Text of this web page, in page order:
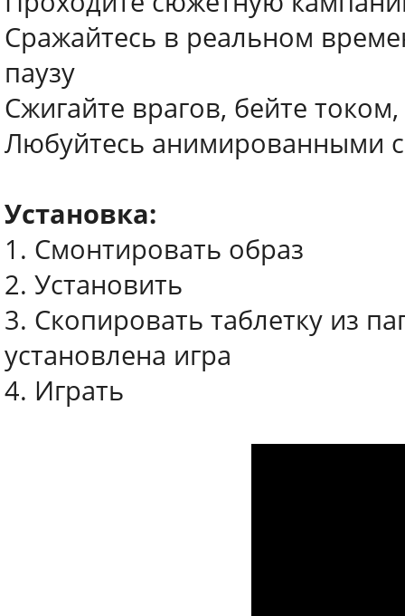
Сражайтесь в реальном
паузу
Сжигайте врагов, бейте
Любуйтесь анимированными
Установка:
1. Смонтировать образ
2. Установить
3. Скопировать таблетку из
установлена игра
4. Играть